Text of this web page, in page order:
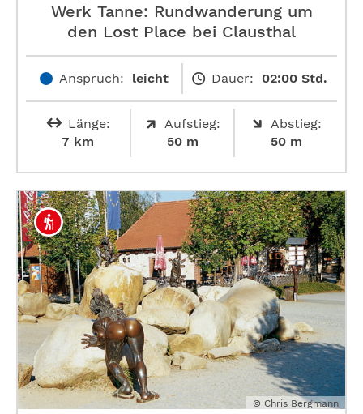
Werk Tanne: Rundwanderung um
den Lost Place bei Clausthal
Anspruch: leicht Dauer: 02:00 Std.
Länge:
7 km
Aufstieg:
50 m
Abstieg:
50 m
© Chris Bergmann